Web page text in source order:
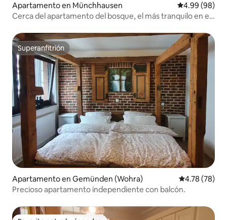
Apartamento en Münchhausen Calificación
4.99 (98)
Cerca del apartamento del bosque, el más tranquilo en el
Superanfitrión
Superanfitrión
Apartamento en Gemünden (Wohra) Calificación
4.78 (78)
Precioso apartamento independiente con balcón.